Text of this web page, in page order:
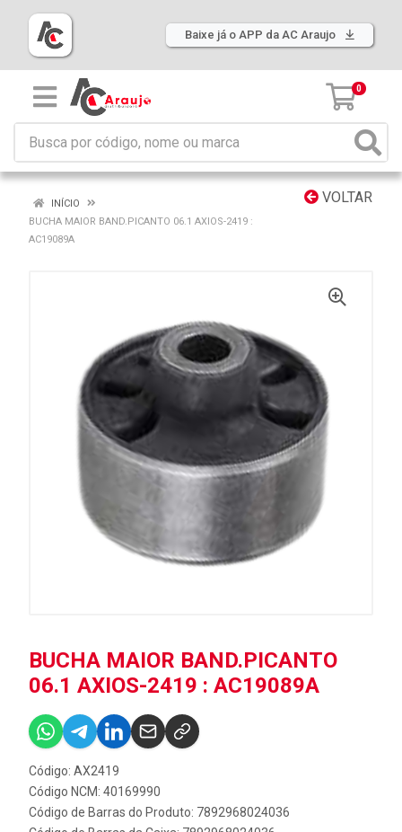
Baixe já o APP da AC Araujo
0
VOLTAR
INÍCIO
BUCHA MAIOR BAND.PICANTO 06.1 AXIOS-2419 :
AC19089A
BUCHA MAIOR BAND.PICANTO
06.1 AXIOS-2419 : AC19089A
Código: AX2419
Código NCM: 40169990
Código de Barras do Produto: 7892968024036